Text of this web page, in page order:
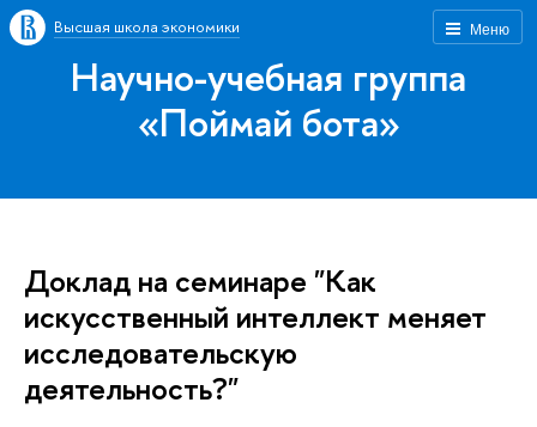
Меню
Высшая школа экономики
Научно-учебная группа
«Поймай бота»
Доклад на семинаре "Как
искусственный интеллект меняет
исследовательскую
деятельность?"